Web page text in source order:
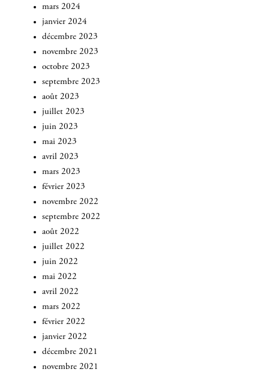
mars 2024
janvier 2024
décembre 2023
novembre 2023
octobre 2023
septembre 2023
août 2023
juillet 2023
juin 2023
mai 2023
avril 2023
mars 2023
février 2023
novembre 2022
septembre 2022
août 2022
juillet 2022
juin 2022
mai 2022
avril 2022
mars 2022
février 2022
janvier 2022
décembre 2021
novembre 2021
INSCRIVEZ-VOUS